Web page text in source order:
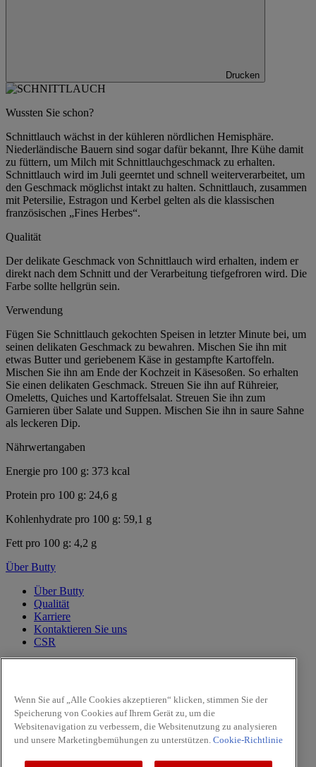
Drucken
Wussten Sie schon?
Schnittlauch wächst in der kühleren nördlichen Hemisphäre.
Niederländische Bauern sind sogar dafür bekannt, Ihre Kühe damit
zu füttern, um Milch mit Schnittlauchgeschmack zu erhalten.
Schnittlauch wird im Juli geerntet und schnell weiterverarbeitet, um
den Geschmack möglichst intakt zu halten. Schnittlauch, zusammen
mit Petersilie, Estragon und Kerbel gelten als die klassischen
französischen „Fines Herbes“.
Qualität
Der delikate Geschmack von Schnittlauch wird erhalten, indem er
direkt nach dem Schnitt und der Verarbeitung tiefgefroren wird. Die
Farbe sollte hellgrün sein.
Verwendung
Fügen Sie Schnittlauch gekochten Speisen in letzter Minute bei, um
seinen delikaten Geschmack zu bewahren. Mischen Sie ihn mit
etwas Butter und geriebenem Käse in gestampfte Kartoffeln.
Mischen Sie ihn am Ende der Kochzeit in Käsesoßen. So erhalten
Sie einen delikaten Geschmack. Streuen Sie ihn auf Rühreier,
Omeletts, Quiches und Kartoffelsalat. Streuen Sie ihn zum
Garnieren über Salate und Suppen. Mischen Sie ihn in saure Sahne
als leckeren Dip.
Nährwertangaben
Energie pro 100 g: 373 kcal
Protein pro 100 g: 24,6 g
Kohlenhydrate pro 100 g: 59,1 g
Fett pro 100 g: 4,2 g
Über Butty
Über Butty
Qualität
Karriere
Kontaktieren Sie uns
CSR
Kräuter
Aromamühlen
Fleisch & Geflügel
Pilze
Facebook
Wenn Sie auf „Alle Cookies akzeptieren“ klicken, stimmen Sie der
Speicherung von Cookies auf Ihrem Gerät zu, um die
Websitenavigation zu verbessern, die Websitenutzung zu analysieren
und unsere Marketingbemühungen zu unterstützen. Cookie-Richtlinie